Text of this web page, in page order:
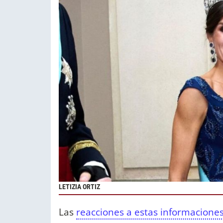
LETIZIA ORTIZ
Las reacciones a estas